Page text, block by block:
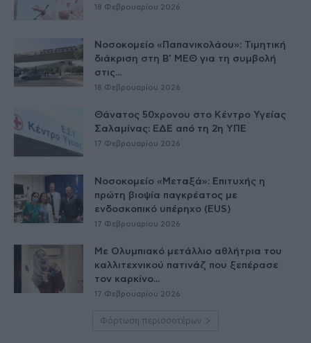
18 Φεβρουαρίου 2026
Νοσοκομείο «Παπανικολάου»: Τιμητική
διάκριση στη Β’ ΜΕΘ για τη συμβολή
στις...
18 Φεβρουαρίου 2026
Θάνατος 50χρονου στο Κέντρο Υγείας
Σαλαμίνας: ΕΔΕ από τη 2η ΥΠΕ
17 Φεβρουαρίου 2026
Νοσοκομείο «Μεταξά»: Επιτυχής η
πρώτη βιοψία παγκρέατος με
ενδοσκοπικό υπέρηχο (EUS)
17 Φεβρουαρίου 2026
Με Ολυμπιακό μετάλλιο αθλήτρια του
καλλιτεχνικού πατινάζ που ξεπέρασε
τον καρκίνο...
17 Φεβρουαρίου 2026
Φόρτωση περισσοτέρων